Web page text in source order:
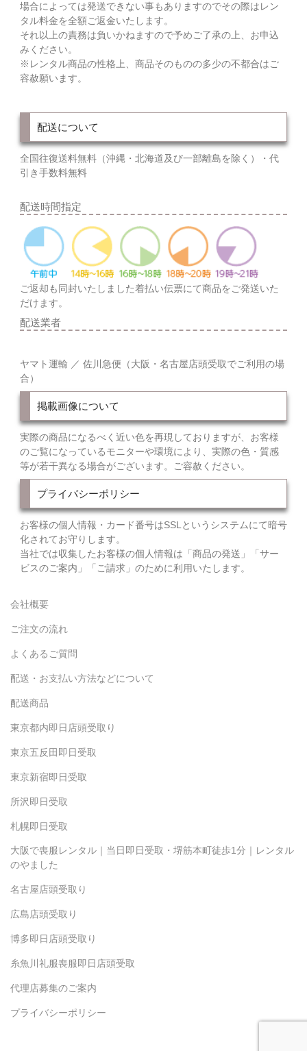
場合によっては発送できない事もありますのでその際はレン
タル料金を全額ご返金いたします。
それ以上の責務は負いかねますので予めご了承の上、お申込
みください。
※レンタル商品の性格上、商品そのものの多少の不都合はご
容赦願います。
配送について
全国往復送料無料（沖縄・北海道及び一部離島を除く）・代
引き手数料無料
配送時間指定
ご返却も同封いたしました着払い伝票にて商品をご発送いた
だけます。
配送業者
ヤマト運輸 ／ 佐川急便（大阪・名古屋店頭受取でご利用の場
合）
掲載画像について
実際の商品になるべく近い色を再現しておりますが、お客様
のご覧になっているモニターや環境により、実際の色・質感
等が若干異なる場合がございます。ご容赦ください。
プライバシーポリシー
お客様の個人情報・カード番号はSSLというシステムにて暗号
化されてお守りします。
当社では収集したお客様の個人情報は「商品の発送」「サー
ビスのご案内」「ご請求」のために利用いたします。
会社概要
ご注文の流れ
よくあるご質問
配送・お支払い方法などについて
配送商品
東京都内即日店頭受取り
東京五反田即日受取
東京新宿即日受取
所沢即日受取
札幌即日受取
大阪で喪服レンタル｜当日即日受取・堺筋本町徒歩1分｜レンタル
のやました
名古屋店頭受取り
広島店頭受取り
博多即日店頭受取り
糸魚川礼服喪服即日店頭受取
代理店募集のご案内
プライバシーポリシー